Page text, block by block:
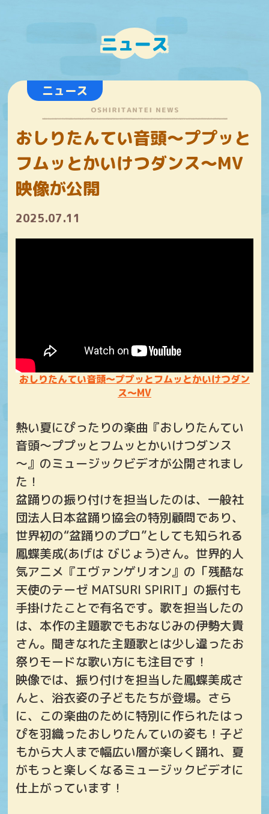
ニュース
ニュース
おしりたんてい音頭～ププッと
フムッとかいけつダンス～MV
映像が公開
2025.07.11
おしりたんてい音頭～ププッとフムッとかいけつダン
ス～MV
熱い夏にぴったりの楽曲『おしりたんてい
音頭～ププッとフムッとかいけつダンス
～』のミュージックビデオが公開されまし
た！
盆踊りの振り付けを担当したのは、一般社
団法人日本盆踊り協会の特別顧問であり、
世界初の“盆踊りのプロ”としても知られる
鳳蝶美成(あげは びじょう)さん。世界的人
気アニメ『エヴァンゲリオン』の「残酷な
天使のテーゼ MATSURI SPIRIT」の振付も
手掛けたことで有名です。歌を担当したの
は、本作の主題歌でもおなじみの伊勢大貴
さん。聞きなれた主題歌とは少し違ったお
祭りモードな歌い方にも注目です！
映像では、振り付けを担当した鳳蝶美成さ
んと、浴衣姿の子どもたちが登場。さら
に、この楽曲のために特別に作られたはっ
ぴを羽織ったおしりたんていの姿も！子ど
もから大人まで幅広い層が楽しく踊れ、夏
がもっと楽しくなるミュージックビデオに
仕上がっています！